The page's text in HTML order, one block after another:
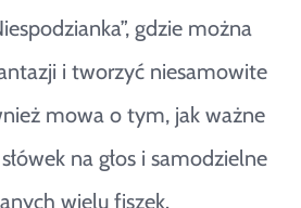
gdzie można
i tworzyć niesamowite
mowa o tym, jak ważne
na głos i samodzielne
wielu fiszek.